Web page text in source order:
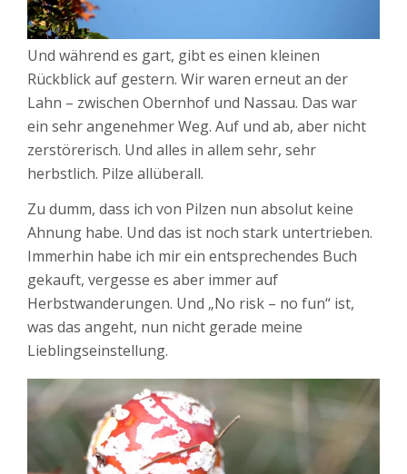
Und während es gart, gibt es einen kleinen
Rückblick auf gestern. Wir waren erneut an der
Lahn – zwischen Obernhof und Nassau. Das war
ein sehr angenehmer Weg. Auf und ab, aber nicht
zerstörerisch. Und alles in allem sehr, sehr
herbstlich. Pilze allüberall.
Zu dumm, dass ich von Pilzen nun absolut keine
Ahnung habe. Und das ist noch stark untertrieben.
Immerhin habe ich mir ein entsprechendes Buch
gekauft, vergesse es aber immer auf
Herbstwanderungen. Und „No risk – no fun“ ist,
was das angeht, nun nicht gerade meine
Lieblingseinstellung.